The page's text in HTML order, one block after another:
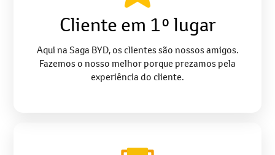
Cliente em 1º lugar
Aqui na Saga BYD, os clientes são nossos amigos.
Fazemos o nosso melhor porque prezamos pela
experiência do cliente.